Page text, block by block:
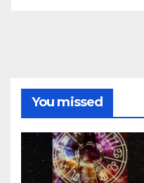
You missed